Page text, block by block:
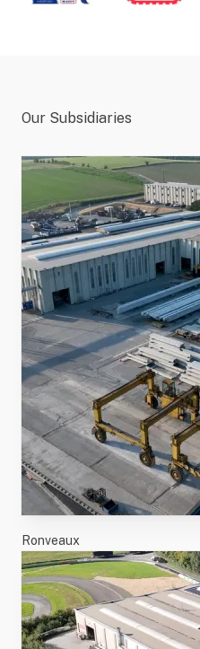
Our Subsidiaries
Ronveaux